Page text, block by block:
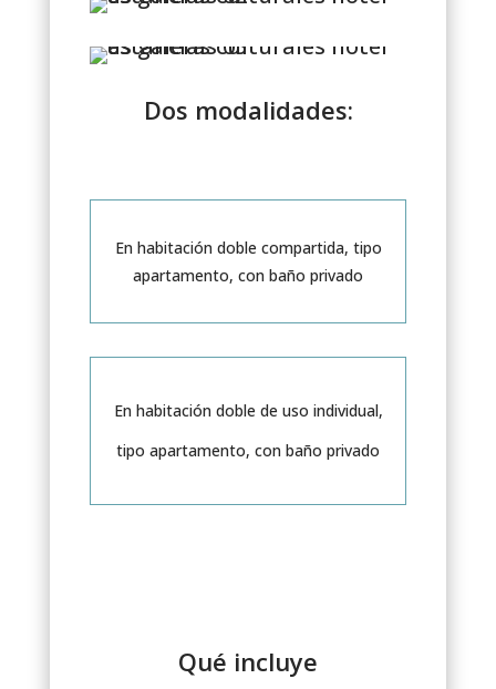
Dos modalidades:
En habitación doble compartida, tipo
apartamento, con baño privado
En habitación doble de uso individual,
tipo apartamento, con baño privado
Qué incluye